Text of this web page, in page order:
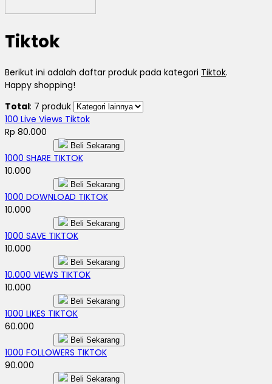
Tiktok
Berikut ini adalah daftar produk pada kategori Tiktok.
Happy shopping!
Total: 7 produk
100 Live Views Tiktok
Rp 80.000
Beli Sekarang
1000 SHARE TIKTOK
10.000
Beli Sekarang
1000 DOWNLOAD TIKTOK
10.000
Beli Sekarang
1000 SAVE TIKTOK
10.000
Beli Sekarang
10.000 VIEWS TIKTOK
10.000
Beli Sekarang
1000 LIKES TIKTOK
60.000
Beli Sekarang
1000 FOLLOWERS TIKTOK
90.000
Beli Sekarang